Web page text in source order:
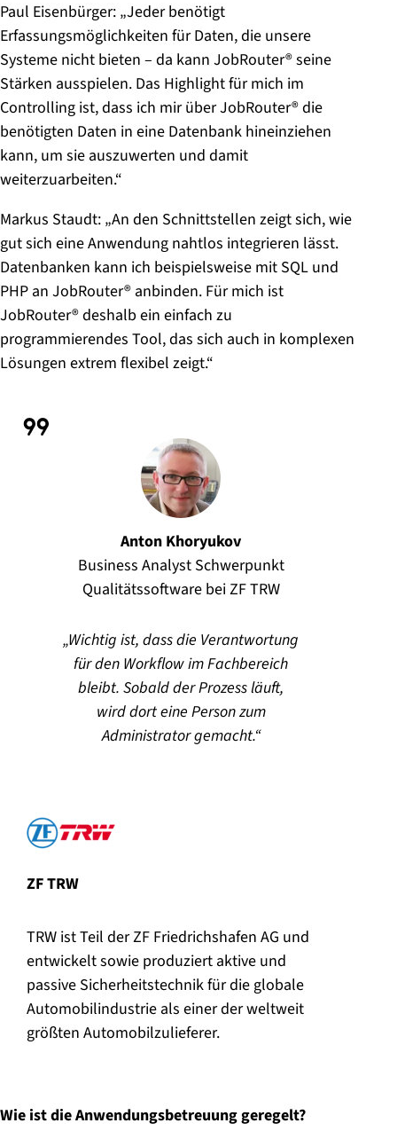
Paul Eisenbürger: „Jeder benötigt
Erfassungsmöglichkeiten für Daten, die unsere
Systeme nicht bieten – da kann JobRouter® seine
Stärken ausspielen. Das Highlight für mich im
Controlling ist, dass ich mir über JobRouter® die
benötigten Daten in eine Datenbank hineinziehen
kann, um sie auszuwerten und damit
weiterzuarbeiten.“
Markus Staudt: „An den Schnittstellen zeigt sich, wie
gut sich eine Anwendung nahtlos integrieren lässt.
Datenbanken kann ich beispielsweise mit SQL und
PHP an JobRouter® anbinden. Für mich ist
JobRouter® deshalb ein einfach zu
programmierendes Tool, das sich auch in komplexen
Lösungen extrem flexibel zeigt.“
Wichtig ist, dass die Verantwortung
für den Workflow im Fachbereich
bleibt. Sobald der Prozess läuft,
wird dort eine Person zum
Administrator gemacht.
Anton Khoryukov
Business Analyst Schwerpunkt
Qualitätssoftware bei ZF TRW
ZF TRW
TRW ist Teil der ZF Friedrichshafen AG und
entwickelt sowie produziert aktive und
passive Sicherheitstechnik für die globale
Automobilindustrie als einer der weltweit
größten Automobilzulieferer.
Wie ist die Anwendungsbetreuung geregelt?